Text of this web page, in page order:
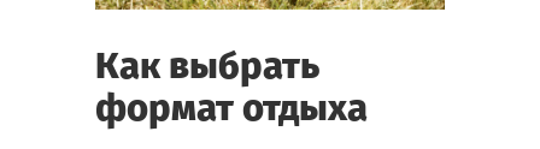
Как выбрать
формат отдыха